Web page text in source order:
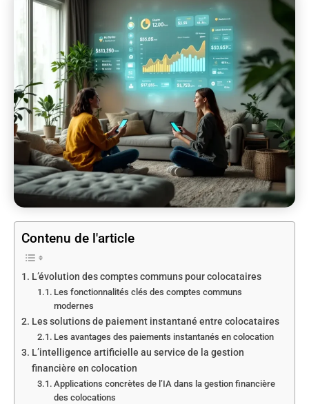
Contenu de l'article
L’évolution des comptes communs pour colocataires
Les fonctionnalités clés des comptes communs
modernes
Les solutions de paiement instantané entre colocataires
Les avantages des paiements instantanés en colocation
L’intelligence artificielle au service de la gestion
financière en colocation
Applications concrètes de l’IA dans la gestion financière
des colocations